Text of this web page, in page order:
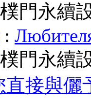
門永續
:
門永續
直接與儷